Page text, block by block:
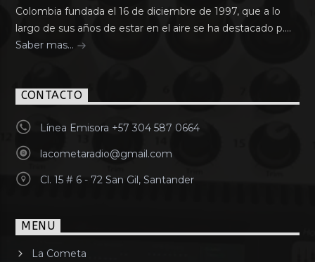
Colombia fundada el 16 de diciembre de 1997, que a lo
largo de sus años de estar en el aire se ha destacado p....
Saber mas...
CONTACTO
Línea Emisora +57 304 587 0664
lacometaradio@gmail.com
Cl. 15 # 6 - 72 San Gil, Santander
MENU
La Cometa